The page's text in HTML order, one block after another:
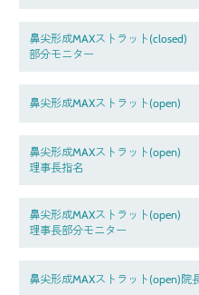
鼻尖形成MAXストラット(closed)
部分モニター
鼻尖形成MAXストラット(open)
鼻尖形成MAXストラット(open)
理事長指名
鼻尖形成MAXストラット(open)
理事長部分モニター
鼻尖形成MAXストラット(open)院